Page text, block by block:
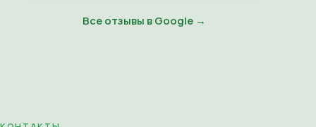
Все отзывы в Google →